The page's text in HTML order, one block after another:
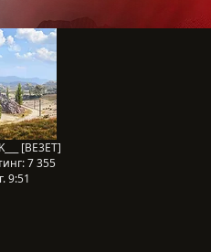
[BE3ET]
7 355
9:51